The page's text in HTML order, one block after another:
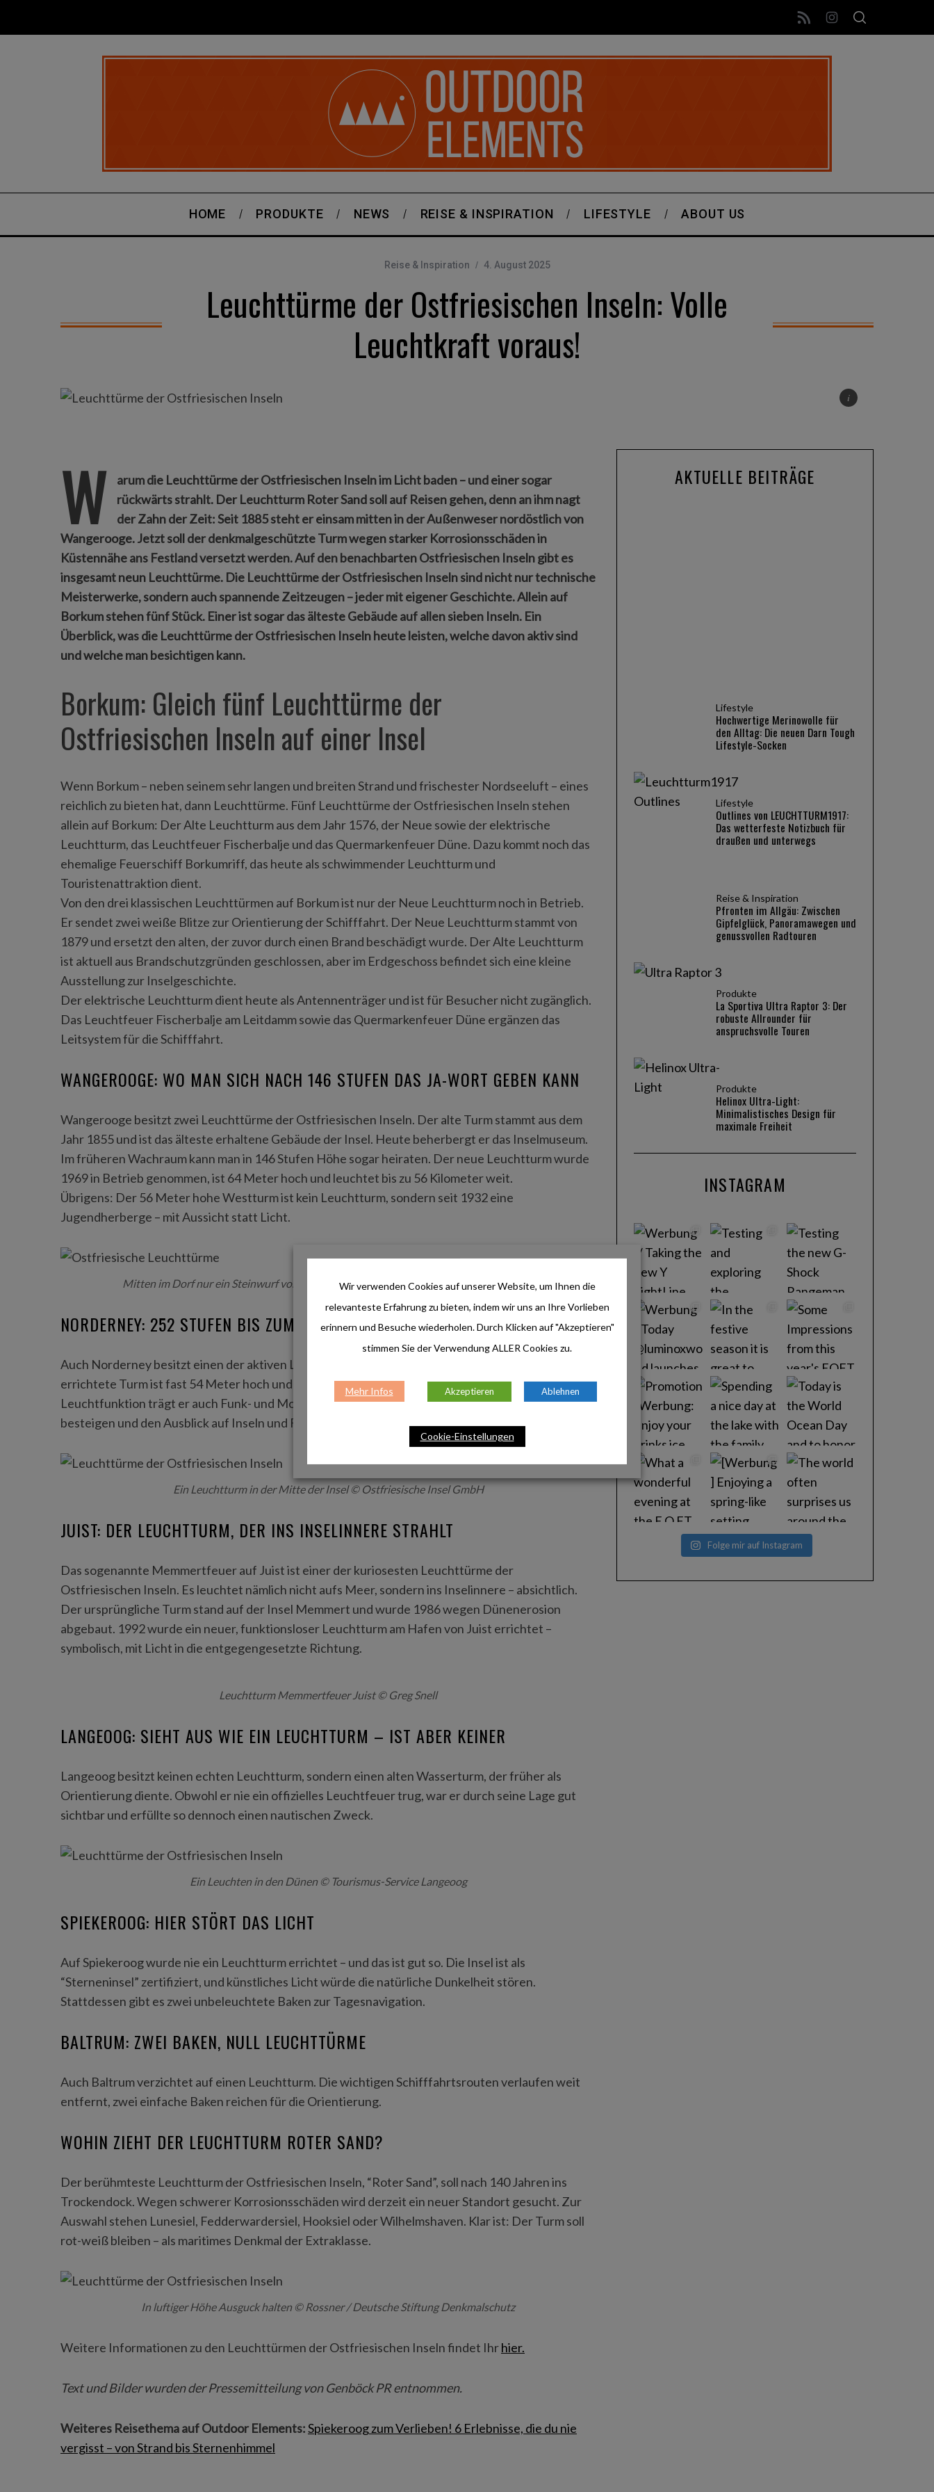
HOME PRODUKTE NEWS REISE & INSPIRATION LIFESTYLE ABOUT US
Reise & Inspiration 4. August 2025
Leuchttürme der Ostfriesischen Inseln: Volle
Leuchtkraft voraus!
W
arum die Leuchttürme der Ostfriesischen Inseln im Licht baden – und einer sogar
rückwärts strahlt. Der Leuchtturm Roter Sand soll auf Reisen gehen, denn an ihm nagt
der Zahn der Zeit: Seit 1885 steht er einsam mitten in der Außenweser nordöstlich von
Wangerooge. Jetzt soll der denkmalgeschützte Turm wegen starker Korrosionsschäden in
Küstennähe ans Festland versetzt werden. Auf den benachbarten Ostfriesischen Inseln gibt es
insgesamt neun Leuchttürme. Die Leuchttürme der Ostfriesischen Inseln sind nicht nur technische
Meisterwerke, sondern auch spannende Zeitzeugen – jeder mit eigener Geschichte. Allein auf
Borkum stehen fünf Stück. Einer ist sogar das älteste Gebäude auf allen sieben Inseln. Ein
Überblick, was die Leuchttürme der Ostfriesischen Inseln heute leisten, welche davon aktiv sind
und welche man besichtigen kann.
Borkum: Gleich fünf Leuchttürme der
Ostfriesischen Inseln auf einer Insel
Wenn Borkum – neben seinem sehr langen und breiten Strand und frischester Nordseeluft – eines
reichlich zu bieten hat, dann Leuchttürme. Fünf Leuchttürme der Ostfriesischen Inseln stehen
allein auf Borkum: Der Alte Leuchtturm aus dem Jahr 1576, der Neue sowie der elektrische
Leuchtturm, das Leuchtfeuer Fischerbalje und das Quermarkenfeuer Düne. Dazu kommt noch das
ehemalige Feuerschiff Borkumriff, das heute als schwimmender Leuchtturm und
Touristenattraktion dient.
Von den drei klassischen Leuchttürmen auf Borkum ist nur der Neue Leuchtturm noch in Betrieb.
Er sendet zwei weiße Blitze zur Orientierung der Schifffahrt. Der Neue Leuchtturm stammt von
1879 und ersetzt den alten, der zuvor durch einen Brand beschädigt wurde. Der Alte Leuchtturm
ist aktuell aus Brandschutzgründen geschlossen, aber im Erdgeschoss befindet sich eine kleine
Ausstellung zur Inselgeschichte.
Der elektrische Leuchtturm dient heute als Antennenträger und ist für Besucher nicht zugänglich.
Das Leuchtfeuer Fischerbalje am Leitdamm sowie das Quermarkenfeuer Düne ergänzen das
Leitsystem für die Schifffahrt.
WANGEROOGE: WO MAN SICH NACH 146 STUFEN DAS JA-WORT GEBEN KANN
Wangerooge besitzt zwei Leuchttürme der Ostfriesischen Inseln. Der alte Turm stammt aus dem
Jahr 1855 und ist das älteste erhaltene Gebäude der Insel. Heute beherbergt er das Inselmuseum.
Im früheren Wachraum kann man in 146 Stufen Höhe sogar heiraten. Der neue Leuchtturm wurde
1969 in Betrieb genommen, ist 64 Meter hoch und leuchtet bis zu 56 Kilometer weit.
Übrigens: Der 56 Meter hohe Westturm ist kein Leuchtturm, sondern seit 1932 eine
Jugendherberge – mit Aussicht statt Licht.
Mitten im Dorf nur ein Steinwurf vom Bahnhof entfernt © Kurverwaltung Wangerooge
NORDERNEY: 252 STUFEN BIS ZUM NORDSEE-PANORAMA
Auch Norderney besitzt einen der aktiven Leuchttürme der Ostfriesischen Inseln. Der 1884
errichtete Turm ist fast 54 Meter hoch und bis heute offizielles Schifffahrtszeichen. Neben seiner
Leuchtfunktion trägt er auch Funk- und Mobilfunkantennen. Von April bis Oktober kann man ihn
besteigen und den Ausblick auf Inseln und Festland genießen.
Ein Leuchtturm in der Mitte der Insel © Ostfriesische Insel GmbH
JUIST: DER LEUCHTTURM, DER INS INSELINNERE STRAHLT
Das sogenannte Memmertfeuer auf Juist ist einer der kuriosesten Leuchttürme der
Ostfriesischen Inseln. Es leuchtet nämlich nicht aufs Meer, sondern ins Inselinnere – absichtlich.
Der ursprüngliche Turm stand auf der Insel Memmert und wurde 1986 wegen Dünenerosion
abgebaut. 1992 wurde ein neuer, funktionsloser Leuchtturm am Hafen von Juist errichtet –
symbolisch, mit Licht in die entgegengesetzte Richtung.
Leuchtturm Memmertfeuer Juist © Greg Snell
LANGEOOG: SIEHT AUS WIE EIN LEUCHTTURM – IST ABER KEINER
Langeoog besitzt keinen echten Leuchtturm, sondern einen alten Wasserturm, der früher als
Orientierung diente. Obwohl er nie ein offizielles Leuchtfeuer trug, war er durch seine Lage gut
sichtbar und erfüllte so dennoch einen nautischen Zweck.
Ein Leuchten in den Dünen © Tourismus-Service Langeoog
SPIEKEROOG: HIER STÖRT DAS LICHT
Auf Spiekeroog wurde nie ein Leuchtturm errichtet – und das ist gut so. Die Insel ist als
“Sterneninsel” zertifiziert, und künstliches Licht würde die natürliche Dunkelheit stören.
Stattdessen gibt es zwei unbeleuchtete Baken zur Tagesnavigation.
BALTRUM: ZWEI BAKEN, NULL LEUCHTTÜRME
Auch Baltrum verzichtet auf einen Leuchtturm. Die wichtigen Schifffahrtsrouten verlaufen weit
entfernt, zwei einfache Baken reichen für die Orientierung.
WOHIN ZIEHT DER LEUCHTTURM ROTER SAND?
Der berühmteste Leuchtturm der Ostfriesischen Inseln, “Roter Sand”, soll nach 140 Jahren ins
Trockendock. Wegen schwerer Korrosionsschäden wird derzeit ein neuer Standort gesucht. Zur
Auswahl stehen Lunesiel, Fedderwardersiel, Hooksiel oder Wilhelmshaven. Klar ist: Der Turm soll
rot-weiß bleiben – als maritimes Denkmal der Extraklasse.
In luftiger Höhe Ausguck halten © Rossner / Deutsche Stiftung Denkmalschutz
Weitere Informationen zu den Leuchttürmen der Ostfriesischen Inseln findet Ihrhier.
Text und Bilder wurden der Pressemitteilung von Genböck PR entnommen.
Weiteres Reisethema auf Outdoor Elements:Spiekeroog zum Verlieben! 6 Erlebnisse, die du nie
vergisst – von Strand bis Sternenhimmel
AKTUELLE BEITRÄGE
Lifestyle
Hochwertige Merinowolle für
den Alltag: Die neuen Darn Tough
Lifestyle-Socken
Lifestyle
Outlines von LEUCHTTURM1917:
Das wetterfeste Notizbuch für
draußen und unterwegs
Reise & Inspiration
Pfronten im Allgäu: Zwischen
Gipfelglück, Panoramawegen und
genussvollen Radtouren
Produkte
La Sportiva Ultra Raptor 3: Der
robuste Allrounder für
anspruchsvolle Touren
Produkte
Helinox Ultra-Light:
Minimalistisches Design für
maximale Freiheit
INSTAGRAM
Folge mir auf Instagram
e
a
r
c
o
:
Wir verwenden Cookies auf unserer Website, um Ihnen die
relevanteste Erfahrung zu bieten, indem wir uns an Ihre Vorlieben
erinnern und Besuche wiederholen. Durch Klicken auf "Akzeptieren"
stimmen Sie der Verwendung ALLER Cookies zu.
Mehr Infos Akzeptieren Ablehnen
Cookie-Einstellungen